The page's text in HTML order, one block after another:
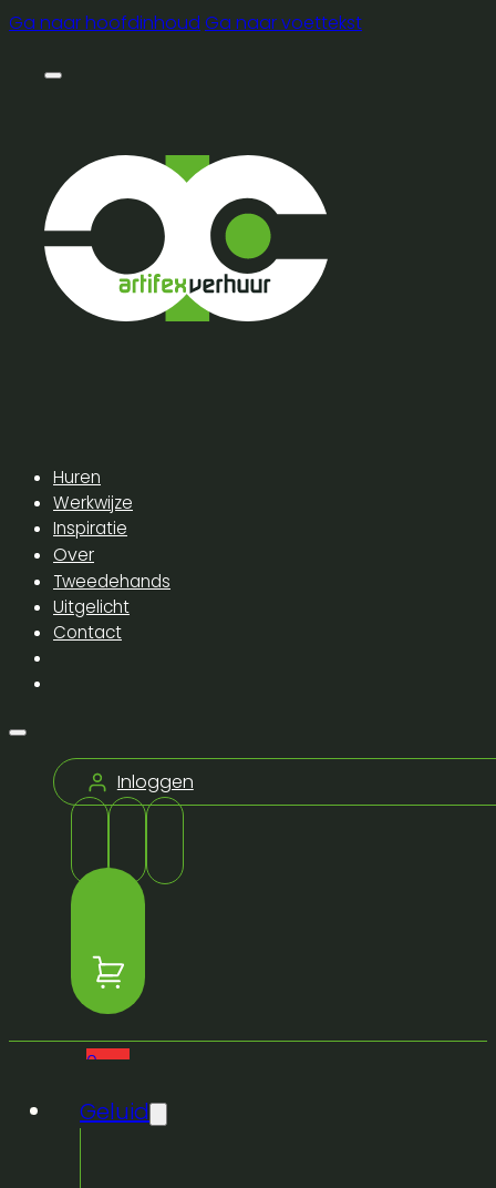
Ga naar hoofdinhoud Ga naar voettekst
Huren
Werkwijze
Inspiratie
Over
Tweedehands
Uitgelicht
Contact
Inloggen
0
Geluid